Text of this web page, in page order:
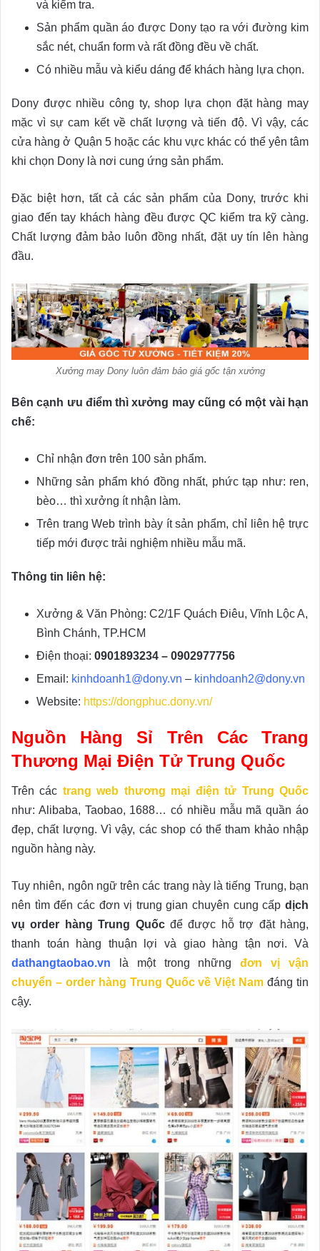
và kiểm tra.
Sản phẩm quần áo được Dony tạo ra với đường kim
sắc nét, chuẩn form và rất đồng đều về chất.
Có nhiều mẫu và kiểu dáng để khách hàng lựa chọn.
Dony được nhiều công ty, shop lựa chọn đặt hàng may
mặc vì sự cam kết về chất lượng và tiến độ. Vì vậy, các
cửa hàng ở Quận 5 hoặc các khu vực khác có thể yên tâm
khi chọn Dony là nơi cung ứng sản phẩm.
Đặc biệt hơn, tất cả các sản phẩm của Dony, trước khi
giao đến tay khách hàng đều được QC kiểm tra kỹ càng.
Chất lượng đảm bảo luôn đồng nhất, đặt uy tín lên hàng
đầu.
Xưởng may Dony luôn đảm bảo giá gốc tận xưởng
Bên cạnh ưu điểm thì xưởng may cũng có một vài hạn
chế:
Chỉ nhận đơn trên 100 sản phẩm.
Những sản phẩm khó đồng nhất, phức tạp như: ren,
bèo… thì xưởng ít nhận làm.
Trên trang Web trình bày ít sản phẩm, chỉ liên hệ trực
tiếp mới được trải nghiệm nhiều mẫu mã.
Thông tin liên hệ:
Xưởng & Văn Phòng: C2/1F Quách Điêu, Vĩnh Lộc A,
Bình Chánh, TP.HCM
Điện thoại: 0901893234 – 0902977756
Email: kinhdoanh1@dony.vn – kinhdoanh2@dony.vn
Website: https://dongphuc.dony.vn/
Nguồn Hàng Sỉ Trên Các Trang
Thương Mại Điện Tử Trung Quốc
Trên các trang web thương mại điện tử Trung Quốc
như: Alibaba, Taobao, 1688… có nhiều mẫu mã quần áo
đẹp, chất lượng. Vì vậy, các shop có thể tham khảo nhập
nguồn hàng này.
Tuy nhiên, ngôn ngữ trên các trang này là tiếng Trung, bạn
nên tìm đến các đơn vị trung gian chuyên cung cấp dịch
vụ order hàng Trung Quốcđể được hỗ trợ đặt hàng,
thanh toán hàng thuận lợi và giao hàng tận nơi. Và
dathangtaobao.vn là một trong nhữngđơn vị vận
chuyển – order hàng Trung Quốc về Việt Nam đáng tin
cậy.